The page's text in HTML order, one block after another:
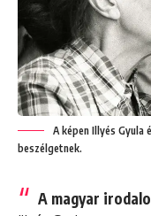
A képen Illyés
beszélgetnek.
A magyar